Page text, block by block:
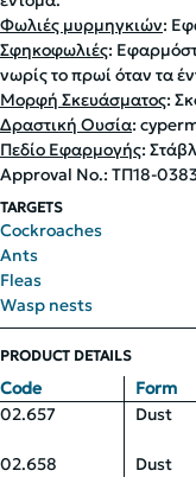
Φωλιές μυρμηγκιών:
Σφηκοφωλιές:
νωρίς το πρωί όταν τα
Μορφή Σκευάσματος:
Δραστική Ουσία:
Πεδίο Εφαρμογής:
Approval No.: ΤΠ18-
TARGETS
Cockroaches
Ants
Fleas
Wasp nests
PRODUCT DETAILS
Code Form
02.657
Dust
02.658 Dust